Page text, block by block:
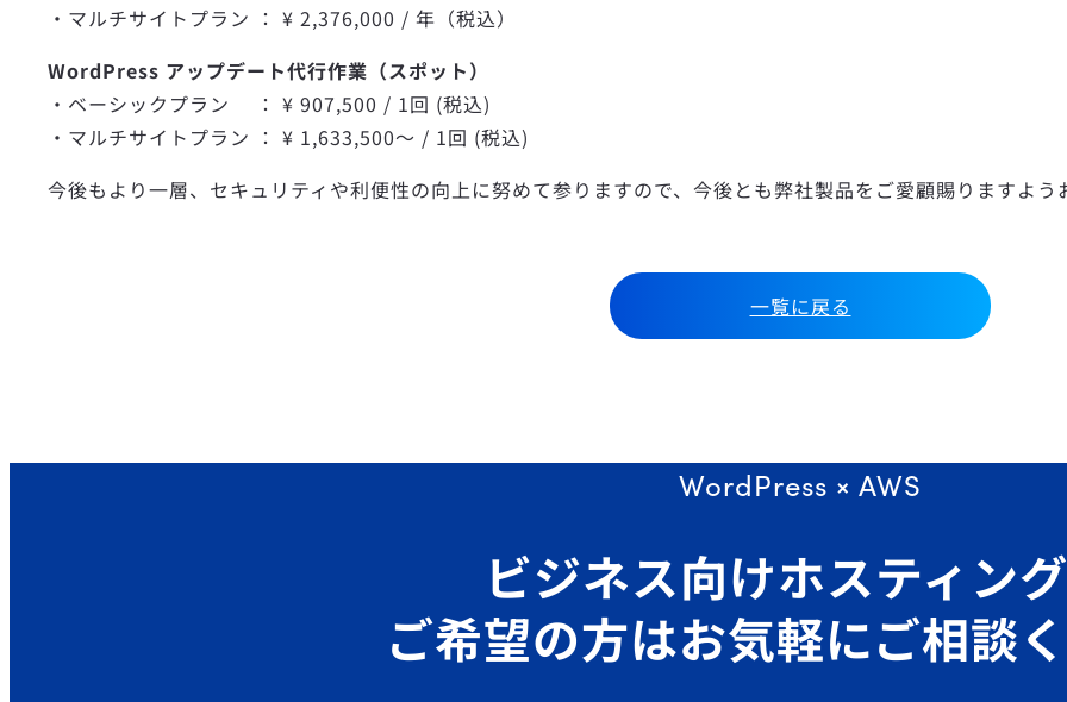
・マルチサイトプラン ： ¥ 2,376,000 / 年（税込）
WordPress アップデート代行作業（スポット）
・ベーシックプラン ： ¥ 907,500 / 1回 (税込)
・マルチサイトプラン ： ¥ 1,633,500〜 / 1回 (税込)
今後もより一層、セキュリティや利便性の向上に努めて参りますので、今後とも弊社製品をご愛顧賜りますよう
一覧に戻る
WordPress × AWS
ビジネス向けホスティン
ご希望の方はお気軽にご相談